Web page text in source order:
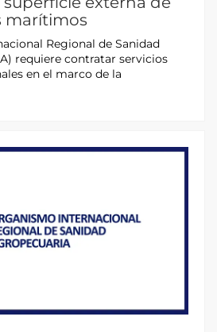
marítimos
Regional de Sanidad
requiere contratar servicios
en el marco de la